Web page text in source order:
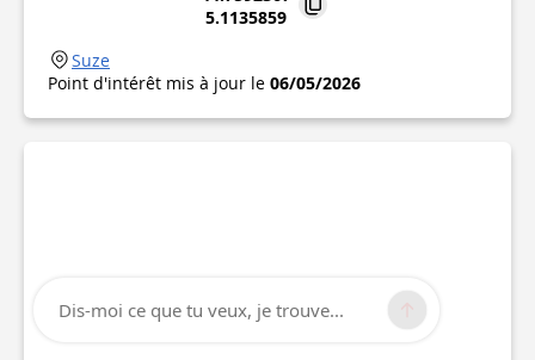
5.1135859
Suze
Point d'intérêt mis à jour le 06/05/2026
Dis-moi ce que tu veux, je trouve...